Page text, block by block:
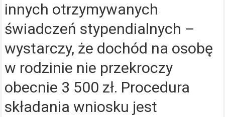
innych otrzymywanych
świadczeń stypendialnych –
wystarczy, że dochód na osobę
w rodzinie nie przekroczy
obecnie 3 500 zł. Procedura
składania wniosku jest